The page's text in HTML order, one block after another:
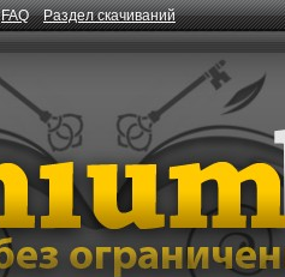
FAQ Раздел скачиваний